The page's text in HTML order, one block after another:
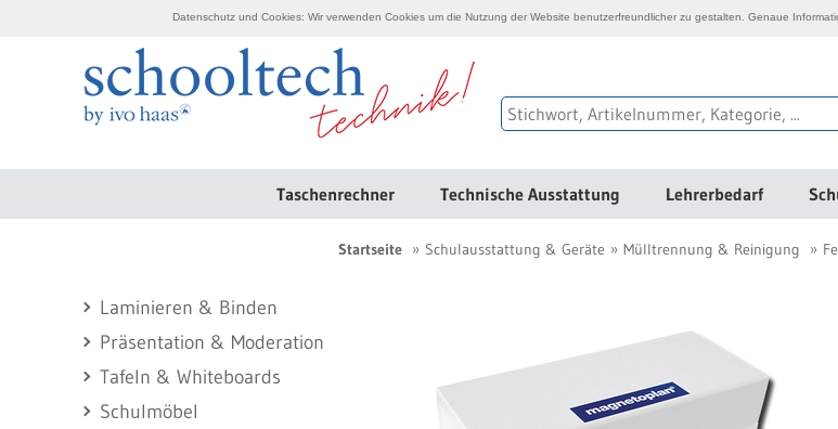
Taschenrechner Technische Ausstattung Lehrerbedarf
Laminieren & Binden
Präsentation & Moderation
Tafeln & Whiteboards
Schulmöbel
Startseite Schulausstattung & Geräte Mülltrennung & Reinigung
Datenschutz und Cookies: Wir verwenden Cookies um die Nutzung der Website benutzerfreundlicher zu gestalten. Genaue